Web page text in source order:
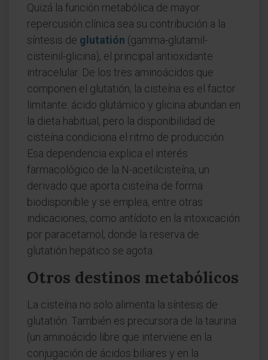
Quizá la función metabólica de mayor
repercusión clínica sea su contribución a la
síntesis de glutatión (gamma-glutamil-
cisteinil-glicina), el principal antioxidante
intracelular. De los tres aminoácidos que
componen el glutatión, la cisteína es el factor
limitante: ácido glutámico y glicina abundan en
la dieta habitual, pero la disponibilidad de
cisteína condiciona el ritmo de producción.
Esa dependencia explica el interés
farmacológico de la N-acetilcisteína, un
derivado que aporta cisteína de forma
biodisponible y se emplea, entre otras
indicaciones, como antídoto en la intoxicación
por paracetamol, donde la reserva de
glutatión hepático se agota.
Otros destinos metabólicos
La cisteína no solo alimenta la síntesis de
glutatión. También es precursora de la taurina
(un aminoácido libre que interviene en la
conjugación de ácidos biliares y en la